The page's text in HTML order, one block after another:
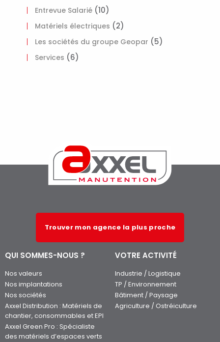
Entrevue Salarié (10)
Matériels électriques (2)
Les sociétés du groupe Geopar (5)
Services (6)
Trouver mon agence la plus proche
QUI SOMMES-NOUS ?
Nos valeurs
Nos implantations
Nos sociétés
Axxel Distribution : Matériels de
chantier, consommables et EPI
Axxel Green Pro : Spécialiste
des matériels d’espaces verts
VOTRE ACTIVITÉ
Industrie / Logistique
TP / Environnement
Bâtiment / Paysage
Agriculture / Ostréiculture